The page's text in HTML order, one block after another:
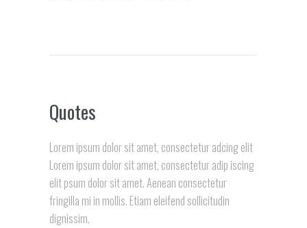
Quotes
Lorem ipsum dolor sit amet, consectetur adcing elit
Lorem ipsum dolor sit amet, consectetur adip iscing
elit psum dolor sit amet. Aenean consectetur
fringilla mi in mollis. Etiam eleifend sollicitudin
dignissim.